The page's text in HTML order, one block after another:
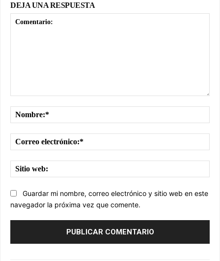
DEJA UNA RESPUESTA
Guardar mi nombre, correo electrónico y sitio web en este
navegador la próxima vez que comente.